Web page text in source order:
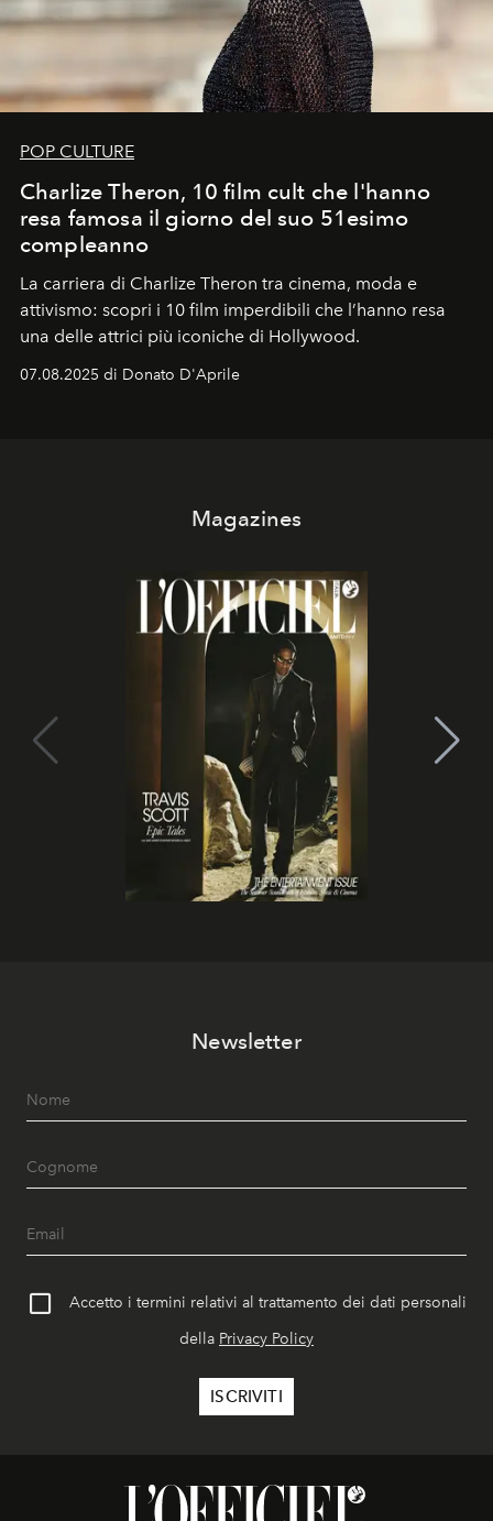
POP CULTURE
Charlize Theron, 10 film cult che l'hanno
resa famosa il giorno del suo 51esimo
compleanno
La carriera di Charlize Theron tra cinema, moda e
attivismo: scopri i 10 film imperdibili che l’hanno resa
una delle attrici più iconiche di Hollywood.
07.08.2025 di Donato D'Aprile
Magazines
Newsletter
Accetto i termini relativi al trattamento dei dati personali
della Privacy Policy